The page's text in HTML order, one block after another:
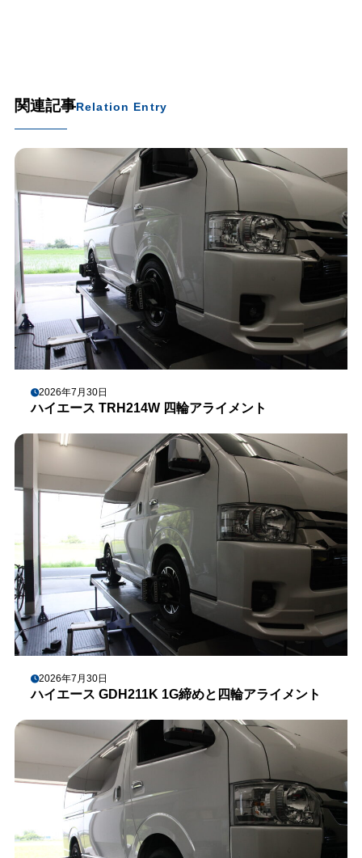
関連記事Relation Entry
2026年7月30日
ハイエース TRH214W 四輪アライメント
2026年7月30日
ハイエース GDH211K 1G締めと四輪アライメント